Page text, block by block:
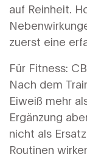
auf Reinheit.
zuerst eine
Für Fitness:
Nach dem
Eiweiß mehr
Ergänzung
nicht als
Routinen